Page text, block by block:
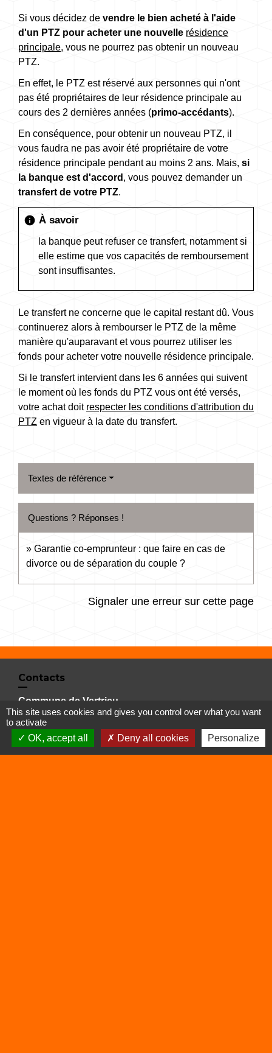
Si vous décidez de vendre le bien acheté à l'aide
d'un PTZ pour acheter une nouvelle résidence
principale, vous ne pourrez pas obtenir un nouveau
PTZ.
En effet, le PTZ est réservé aux personnes qui n'ont
pas été propriétaires de leur résidence principale au
cours des 2 dernières années (primo-accédants).
En conséquence, pour obtenir un nouveau PTZ, il
vous faudra ne pas avoir été propriétaire de votre
résidence principale pendant au moins 2 ans. Mais, si
la banque est d'accord , vous pouvez demander un
transfert de votre PTZ.
info À savoir
la banque peut refuser ce transfert, notamment si
elle estime que vos capacités de remboursement
sont insuffisantes.
Le transfert ne concerne que le capital restant dû. Vous
continuerez alors à rembourser le PTZ de la même
manière qu'auparavant et vous pourrez utiliser les
fonds pour acheter votre nouvelle résidence principale.
Si le transfert intervient dans les 6 années qui suivent
le moment où les fonds du PTZ vous ont été versés,
votre achat doit respecter les conditions d'attribution du
PTZ en vigueur à la date du transfert.
Textes de référence
Questions ? Réponses !
Garantie co-emprunteur : que faire en cas de
divorce ou de séparation du couple ?
Signaler une erreur sur cette page
Contacts
Commune de Vertrieu
1 place de la Mairie
38390 Vertrieu - FRANCE
+33 4 74 90 61 68
This site uses cookies and gives you control over what you want
to activate
OK, accept all
Deny all cookies Personalize